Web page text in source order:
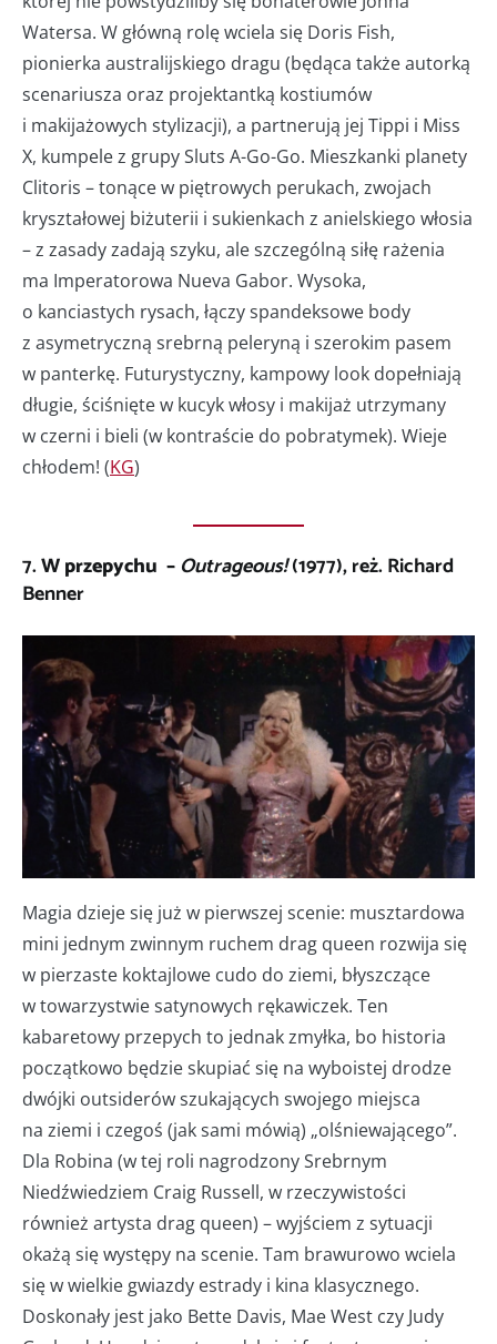
Watersa. W główną rolę wciela się Doris Fish,
pionierka australijskiego dragu (będąca także autorką
scenariusza oraz projektantką kostiumów
i makijażowych stylizacji), a partnerują jej Tippi i Miss
X, kumpele z grupy Sluts A-Go-Go. Mieszkanki planety
Clitoris – tonące w piętrowych perukach, zwojach
kryształowej biżuterii i sukienkach z anielskiego włosia
– z zasady zadają szyku, ale szczególną siłę rażenia
ma Imperatorowa Nueva Gabor. Wysoka,
o kanciastych rysach, łączy spandeksowe body
z asymetryczną srebrną peleryną i szerokim pasem
w panterkę. Futurystyczny, kampowy look dopełniają
długie, ściśnięte w kucyk włosy i makijaż utrzymany
w czerni i bieli (w kontraście do pobratymek). Wieje
chłodem! (KG)
7.W przepychu – Outrageous!(1977), reż. Richard
Benner
Magia dzieje się już w pierwszej scenie: musztardowa
mini jednym zwinnym ruchem drag queen rozwija się
w pierzaste koktajlowe cudo do ziemi, błyszczące
w towarzystwie satynowych rękawiczek. Ten
kabaretowy przepych to jednak zmyłka, bo historia
początkowo będzie skupiać się na wyboistej drodze
dwójki outsiderów szukających swojego miejsca
na ziemi i czegoś (jak sami mówią) „olśniewającego”.
Dla Robina (w tej roli nagrodzony Srebrnym
Niedźwiedziem Craig Russell, w rzeczywistości
również artysta drag queen) – wyjściem z sytuacji
okażą się występy na scenie. Tam brawurowo wciela
się w wielkie gwiazdy estrady i kina klasycznego.
Doskonały jest jako Bette Davis, Mae West czy Judy